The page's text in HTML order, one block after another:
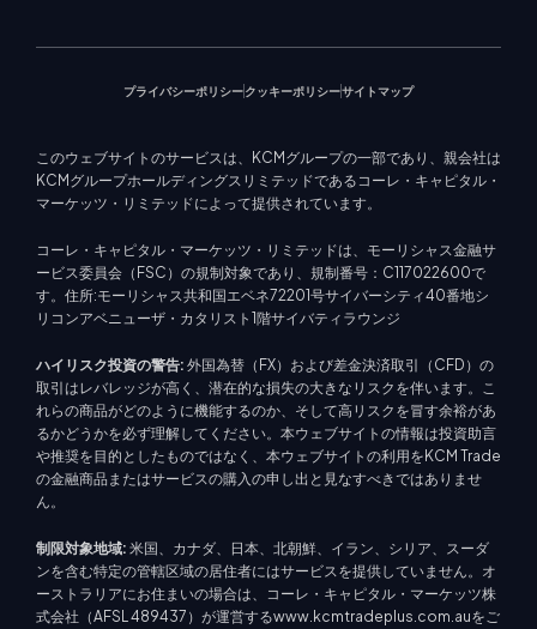
プライバシーポリシークッキーポリシーサイトマップ
このウェブサイトのサービスは、KCMグループの一部であり、親会社は
KCMグループホールディングスリミテッドであるコーレ・キャピタル・
マーケッツ・リミテッドによって提供されています。
コーレ・キャピタル・マーケッツ・リミテッドは、モーリシャス金融サ
ービス委員会（FSC）の規制対象であり、規制番号：C117022600で
す。住所:モーリシャス共和国エベネ72201号サイバーシティ40番地シ
リコンアベニューザ・カタリスト1階サイバティラウンジ
ハイリスク投資の警告: 外国為替（FX）および差金決済取引（CFD）の
取引はレバレッジが高く、潜在的な損失の大きなリスクを伴います。こ
れらの商品がどのように機能するのか、そして高リスクを冒す余裕があ
るかどうかを必ず理解してください。本ウェブサイトの情報は投資助言
や推奨を目的としたものではなく、本ウェブサイトの利用をKCM Trade
の金融商品またはサービスの購入の申し出と見なすべきではありませ
ん。
制限対象地域: 米国、カナダ、日本、北朝鮮、イラン、シリア、スーダ
ンを含む特定の管轄区域の居住者にはサービスを提供していません。オ
ーストラリアにお住まいの場合は、コーレ・キャピタル・マーケッツ株
式会社（AFSL 489437）が運営するwww.kcmtradeplus.com.auをご